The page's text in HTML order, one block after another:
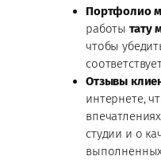
Портфолио
работы тату
чтобы
Отзывы
интернете,
студии и о